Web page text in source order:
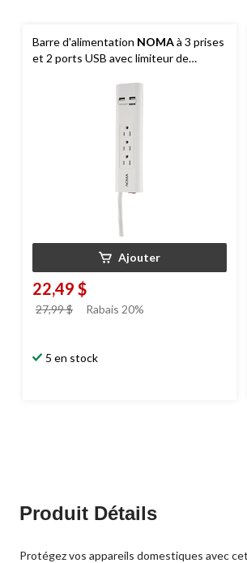
Barre d'alimentation NOMAà 3 prises
et 2 ports USB avec limiteur de
Ajouter
22,49 $
27,99 $
prixRabais 20%
5 en stock
Produit Détails
Protégez vos appareils domestiques avec